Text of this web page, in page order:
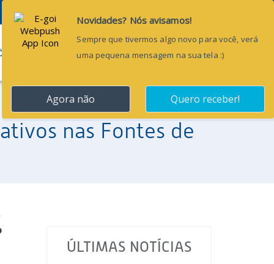
CONTATO Pesquisar...
nas Fontes de
ÚLTIMAS NOTÍCIAS